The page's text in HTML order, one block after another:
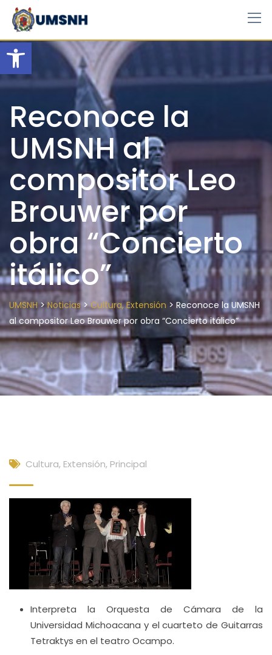
Open toolbar
Skip
content
Reconoce la
UMSNH al
compositor Leo
Brouwer por
obra “Concierto
itálico”
UMSNH>Noticias>Cultura, Extensión > Reconoce la UMSNH
al compositor Leo Brouwer por obra “Concierto itálico”
Cultura, Extensión, Principal
Interpreta la Orquesta de Cámara de la
Universidad Michoacana y el cuarteto de Guitarras
Tetraktys en el teatro Ocampo.